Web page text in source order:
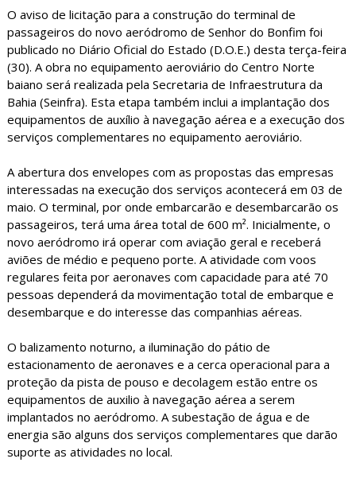
O aviso de licitação para a construção do terminal de
passageiros do novo aeródromo de Senhor do Bonfim foi
publicado no Diário Oficial do Estado (D.O.E.) desta terça-feira
(30). A obra no equipamento aeroviário do Centro Norte
baiano será realizada pela Secretaria de Infraestrutura da
Bahia (Seinfra). Esta etapa também inclui a implantação dos
equipamentos de auxílio à navegação aérea e a execução dos
serviços complementares no equipamento aeroviário.
A abertura dos envelopes com as propostas das empresas
interessadas na execução dos serviços acontecerá em 03 de
maio. O terminal, por onde embarcarão e desembarcarão os
passageiros, terá uma área total de 600 m². Inicialmente, o
novo aeródromo irá operar com aviação geral e receberá
aviões de médio e pequeno porte. A atividade com voos
regulares feita por aeronaves com capacidade para até 70
pessoas dependerá da movimentação total de embarque e
desembarque e do interesse das companhias aéreas.
O balizamento noturno, a iluminação do pátio de
estacionamento de aeronaves e a cerca operacional para a
proteção da pista de pouso e decolagem estão entre os
equipamentos de auxilio à navegação aérea a serem
implantados no aeródromo. A subestação de água e de
energia são alguns dos serviços complementares que darão
suporte as atividades no local.